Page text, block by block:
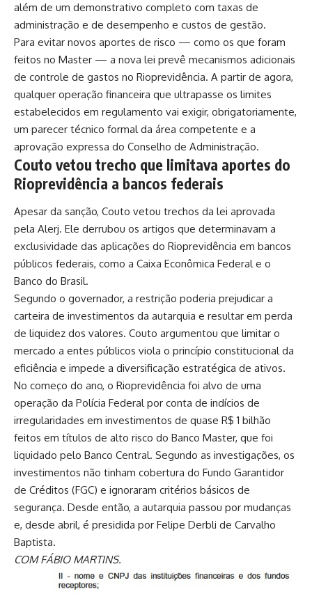
além de um demonstrativo completo com taxas de
administração e de desempenho e custos de gestão.
Para evitar novos aportes de risco — como os que foram
feitos no Master — a nova lei prevê mecanismos adicionais
de controle de gastos no Rioprevidência. A partir de agora,
qualquer operação financeira que ultrapasse os limites
estabelecidos em regulamento vai exigir, obrigatoriamente,
um parecer técnico formal da área competente e a
aprovação expressa do Conselho de Administração.
Couto vetou trecho que limitava aportes do
Rioprevidência a bancos federais
Apesar da sanção, Couto vetou trechos da lei aprovada
pela Alerj. Ele derrubou os artigos que determinavam a
exclusividade das aplicações do Rioprevidência em bancos
públicos federais, como a Caixa Econômica Federal e o
Banco do Brasil.
Segundo o governador, a restrição poderia prejudicar a
carteira de investimentos da autarquia e resultar em perda
de liquidez dos valores. Couto argumentou que limitar o
mercado a entes públicos viola o princípio constitucional da
eficiência e impede a diversificação estratégica de ativos.
No começo do ano, o Rioprevidência foi alvo de uma
operação da Polícia Federal por conta de indícios de
irregularidades em investimentos de quase R$ 1 bilhão
feitos em títulos de alto risco do Banco Master, que foi
liquidado pelo Banco Central. Segundo as investigações, os
investimentos não tinham cobertura do Fundo Garantidor
de Créditos (FGC) e ignoraram critérios básicos de
segurança. Desde então, a autarquia passou por mudanças
e, desde abril, é presidida por Felipe Derbli de Carvalho
Baptista.
COM FÁBIO MARTINS.